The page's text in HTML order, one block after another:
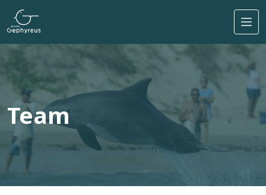
Direkt zum Inhalt
Team